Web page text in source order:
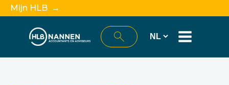
Mijn HLB →